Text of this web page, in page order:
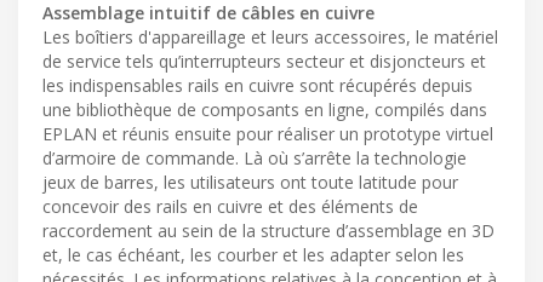
Assemblage intuitif de câbles en cuivre
Les boîtiers d'appareillage et leurs accessoires, le matériel
de service tels qu’interrupteurs secteur et disjoncteurs et
les indispensables rails en cuivre sont récupérés depuis
une bibliothèque de composants en ligne, compilés dans
EPLAN et réunis ensuite pour réaliser un prototype virtuel
d’armoire de commande. Là où s’arrête la technologie
jeux de barres, les utilisateurs ont toute latitude pour
concevoir des rails en cuivre et des éléments de
raccordement au sein de la structure d’assemblage en 3D
et, le cas échéant, les courber et les adapter selon les